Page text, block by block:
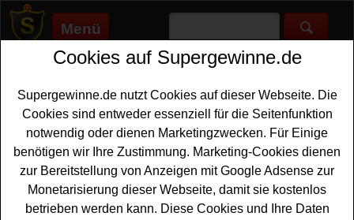
Menü
Supergewinne.de>Gewinnspiele>Sonstige Gewinnspiele
Anzeige:
Anzeige:
Alpin Gewinnspiel - Skibrille und
Helm gewinnen
Cookies auf Supergewinne.de
Supergewinne.de nutzt Cookies auf dieser Webseite. Die
Cookies sind entweder essenziell für die Seitenfunktion
notwendig oder dienen Marketingzwecken. Für Einige
benötigen wir Ihre Zustimmung. Marketing-Cookies dienen
zur Bereitstellung von Anzeigen mit Google Adsense zur
Monetarisierung dieser Webseite, damit sie kostenlos
betrieben werden kann. Diese Cookies und Ihre Daten